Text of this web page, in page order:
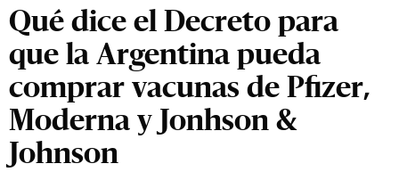
Qué dice el Decreto para
que la Argentina pueda
comprar vacunas de Pfizer,
Moderna y Jonhson &
Johnson